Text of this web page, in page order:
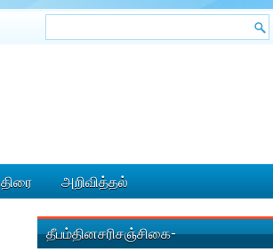
திரை அறிவித்தல்
தீபம்தினசரிசஞ்சிகை-